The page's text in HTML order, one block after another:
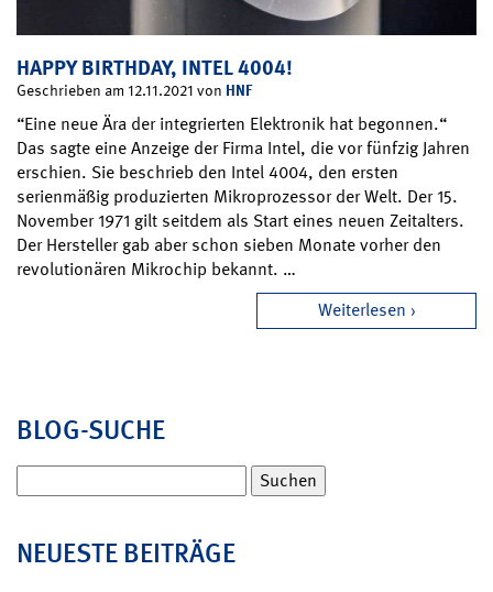
HAPPY BIRTHDAY, INTEL 4004!
Geschrieben am 12.11.2021 von HNF
“Eine neue Ära der integrierten Elektronik hat begonnen.“
Das sagte eine Anzeige der Firma Intel, die vor fünfzig Jahren
erschien. Sie beschrieb den Intel 4004, den ersten
serienmäßig produzierten Mikroprozessor der Welt. Der 15.
November 1971 gilt seitdem als Start eines neuen Zeitalters.
Der Hersteller gab aber schon sieben Monate vorher den
revolutionären Mikrochip bekannt. …
Weiterlesen
BLOG-SUCHE
nach:
NEUESTE BEITRÄGE